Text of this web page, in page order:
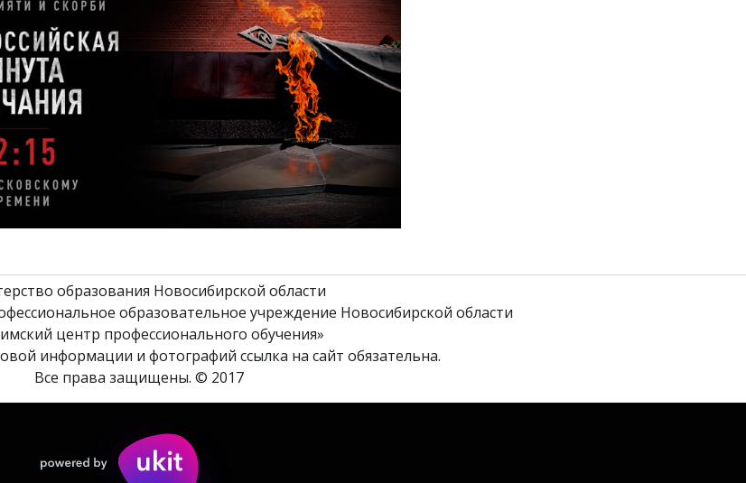
образования Новосибирской области
образовательное учреждение Новосибирской области
центр профессионального обучения»
информации и фотографий ссылка на сайт обязательна.
Все права защищены. © 2017